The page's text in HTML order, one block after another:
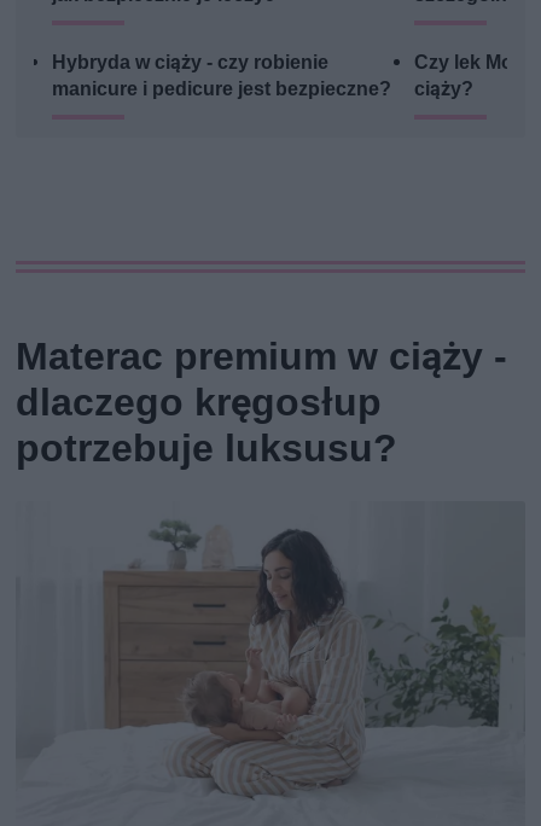
Hybryda w ciąży - czy robienie
manicure i pedicure jest bezpieczne?
Czy lek
ciąży?
Materac premium w ciąży -
dlaczego kręgosłup
potrzebuje luksusu?